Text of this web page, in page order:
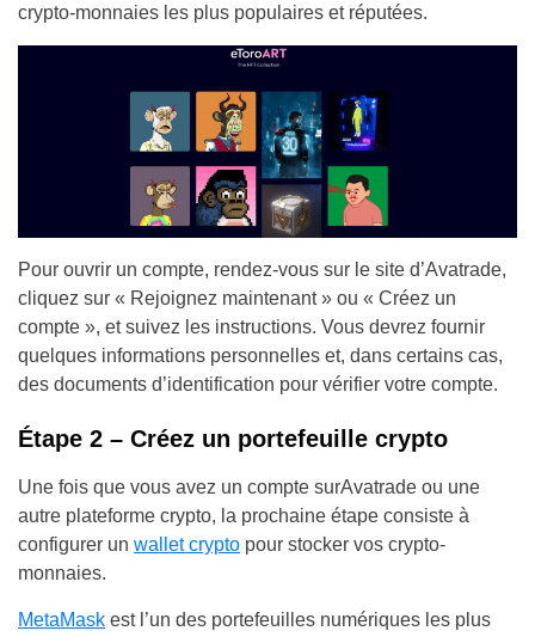
crypto-monnaies les plus populaires et réputées.
Pour ouvrir un compte, rendez-vous sur le site d’Avatrade,
cliquez sur « Rejoignez maintenant » ou « Créez un
compte », et suivez les instructions. Vous devrez fournir
quelques informations personnelles et, dans certains cas,
des documents d’identification pour vérifier votre compte.
Étape 2 – Créez un portefeuille crypto
Une fois que vous avez un compte surAvatrade ou une
autre plateforme crypto, la prochaine étape consiste à
configurer un wallet crypto pour stocker vos crypto-
monnaies.
MetaMask est l’un des portefeuilles numériques les plus